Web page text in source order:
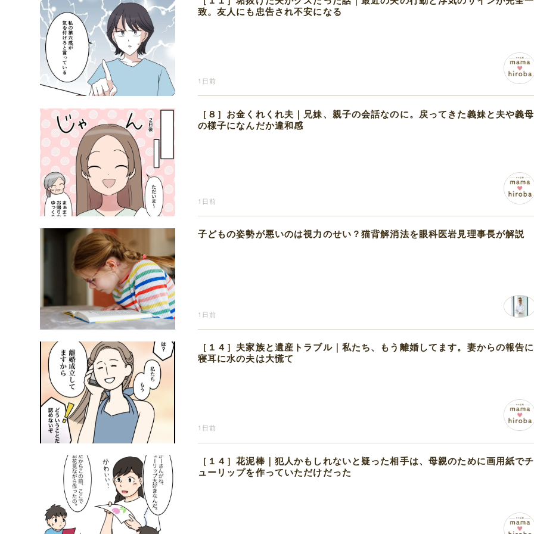
致。友人にも忠告され不安になる
1日前
［８］お金くれくれ夫｜兄妹、親子の会話なのに。戻ってきた義妹と夫や義母
の様子になんだか違和感
1日前
子どもの姿勢が悪いのは視力のせい？猫背解消法を眼科医岩見理事長が解説
1日前
［１４］夫家族と遺産トラブル｜私たち、もう離婚してます。妻からの報告に
寝耳に水の夫は大慌て
1日前
［１４］花泥棒｜犯人かもしれないと疑った相手は、母親のために画用紙でチ
ューリップを作っていただけだった